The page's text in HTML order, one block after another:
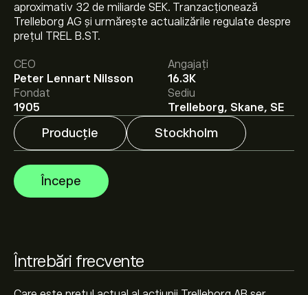
aproximativ 32 de miliarde SEK. Tranzacționează
Trelleborg AG și urmărește actualizările regulate despre
prețul TREL B.ST.
CEO
Peter Lennart Nilsson
Angajați
16.3K
Fondat
1905
Sediu
Trelleborg, Skane, SE
Producție Stockholm
Începe
Întrebări frecvente
Prețul actual al acțiunilor TREL-B.ST este 441.00‎kr‎.
Prețul țintă mediu pentru acțiunile Trelleborg AB ser. B
este 441.00‎kr‎.Creează-ți un contpe eToro pentru
previziunile analiștilor și ținte de preț.
Analiștii oferă previziuni pentru acțiunile Trelleborg AB
ser. B bazate pe tendințele pieței, rapoarte financiare și
creșterea estimată. Verifică cele mai recente previziuni
pentru mișcările viitoare de preț.
Capitalizarea de piață a Trelleborg AB ser. B este de